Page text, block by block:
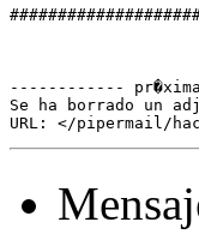
------------
Se ha borrado un